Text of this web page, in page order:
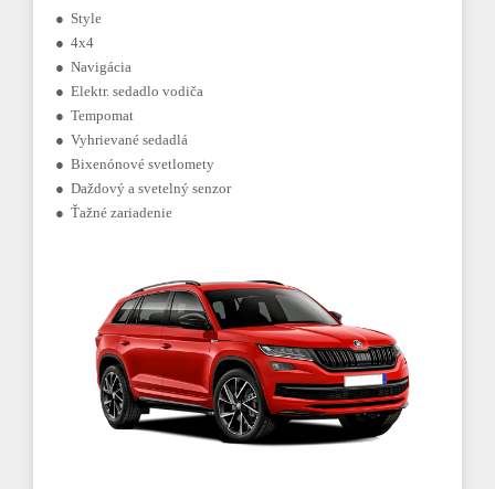
● Style
● 4x4
● Navigácia
● Elektr. sedadlo vodiča
● Tempomat
● Vyhrievané sedadlá
● Bixenónové svetlomety
● Daždový a svetelný senzor
● Ťažné zariadenie